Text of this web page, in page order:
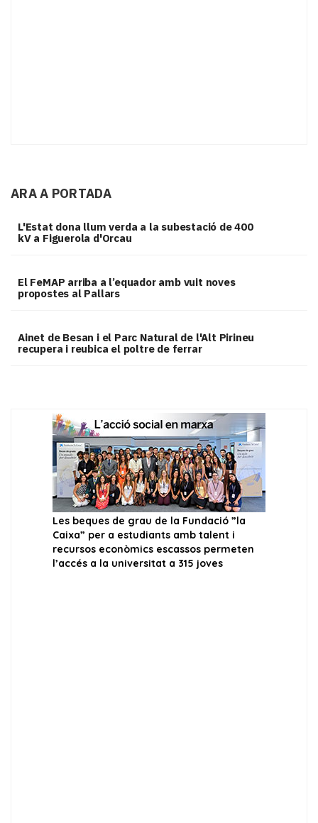
ARA A PORTADA
L'Estat dona llum verda a la subestació de 400
kV a Figuerola d'Orcau
El FeMAP arriba a l’equador amb vuit noves
propostes al Pallars
Ainet de Besan i el Parc Natural de l'Alt Pirineu
recupera i reubica el poltre de ferrar